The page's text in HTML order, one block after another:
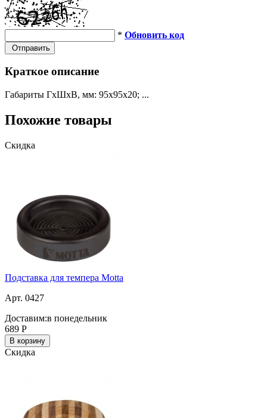
* Обновить код
Отправить
Краткое описание
Габариты ГхШхВ, мм: 95х95х20; ...
Похожие товары
Скидка
Подставка для темпера Motta
Арт. 0427
Доставим:в понедельник
689 Р
В корзину
Скидка